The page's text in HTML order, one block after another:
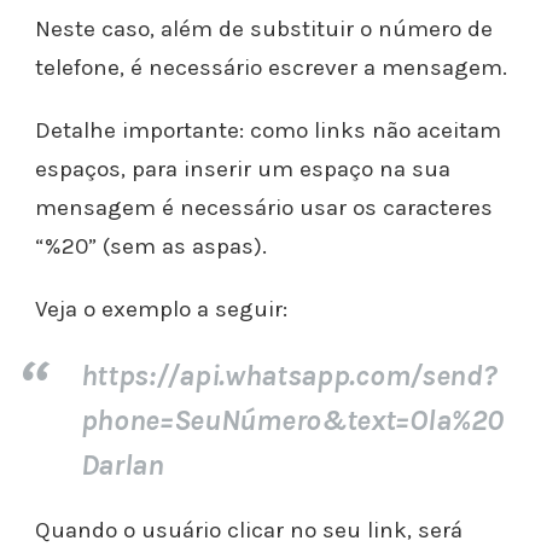
Neste caso, além de substituir o número de
telefone, é necessário escrever a mensagem.
Detalhe importante: como links não aceitam
espaços, para inserir um espaço na sua
mensagem é necessário usar os caracteres
“%20” (sem as aspas).
Veja o exemplo a seguir:
https://api.whatsapp.com/send?
phone=SeuNúmero&text=Ola%20
Darlan
Quando o usuário clicar no seu link, será